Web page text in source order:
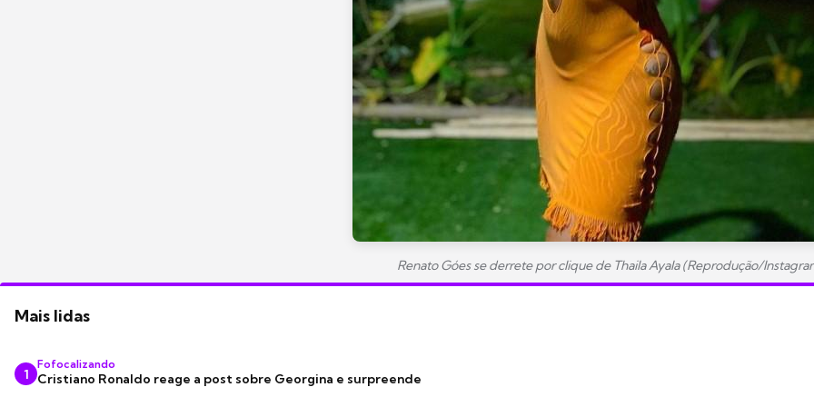
Renato Góes se derrete por clique de Thaila Ayala (Reprodução/
Mais lidas
1
Fofocalizando
Cristiano Ronaldo reage a post sobre Georgina e surpreende